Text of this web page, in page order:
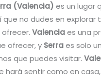
(Valencia) es un lugar
que no dudes en explorar
ofrecer.Valenciaes una
ofrecer, y Serraes solo
que puedes visitar.
hará sentir como en